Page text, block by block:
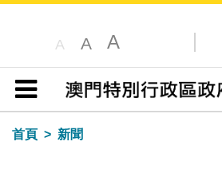
A A A
目錄
首頁
新聞